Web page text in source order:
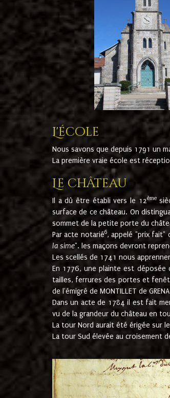
L'école
Nous savons que depuis 1791 un
La première vraie école est
Le château
Il a dû être établi vers le 12ème
surface de ce château. On
sommet de la petite porte du
Par acte notarié6, appelé "prix fait"
la sime". les maçons devront
Les scellés de 1741 nous
En 1776, une plainte est déposée
tailles, ferrures des portes et
de l'émigré de MONTILLET de
Dans un acte de 1784 il est fait
vu de la grandeur du château en
La tour Nord aurait été érigée sur
La tour Sud élevée au croisement